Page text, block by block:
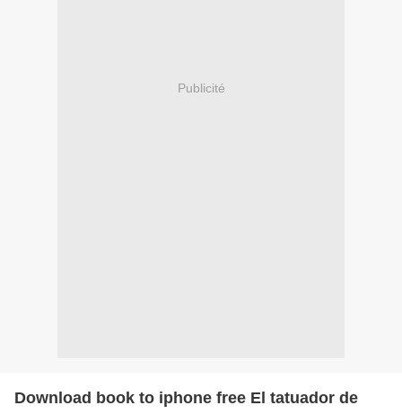
Publicité
Download book to iphone free El tatuador de